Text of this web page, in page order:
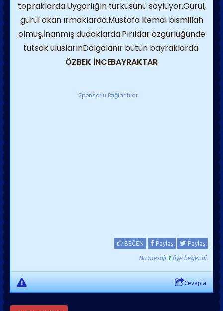
topraklarda.Uygarlığın türküsünü söylüyor,Gürül,
gürül akan ırmaklarda.Mustafa Kemal bismillah
olmuş,İnanmış dudaklarda.Pırıldar özgürlüğünde
tutsak uluslarınDalgalanır bütün bayraklarda.
ÖZBEK İNCEBAYRAKTAR
Sponsorlu Bağlantılar
BEĞEN Paylaş Paylaş
Bu mesajı 1üye beğendi.
Cevapla